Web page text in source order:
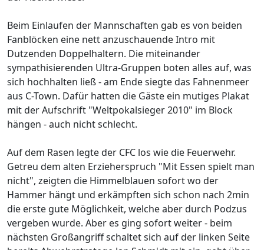
Beim Einlaufen der Mannschaften gab es von beiden
Fanblöcken eine nett anzuschauende Intro mit
Dutzenden Doppelhaltern. Die miteinander
sympathisierenden Ultra-Gruppen boten alles auf, was
sich hochhalten ließ - am Ende siegte das Fahnenmeer
aus C-Town. Dafür hatten die Gäste ein mutiges Plakat
mit der Aufschrift "Weltpokalsieger 2010" im Block
hängen - auch nicht schlecht.
Auf dem Rasen legte der CFC los wie die Feuerwehr.
Getreu dem alten Erzieherspruch "Mit Essen spielt man
nicht", zeigten die Himmelblauen sofort wo der
Hammer hängt und erkämpften sich schon nach 2min
die erste gute Möglichkeit, welche aber durch Podzus
vergeben wurde. Aber es ging sofort weiter - beim
nächsten Großangriff schaltet sich auf der linken Seite